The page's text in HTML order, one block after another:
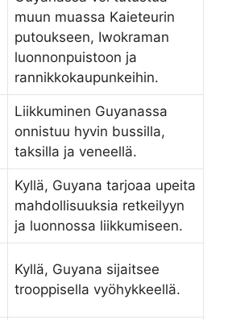
muun muassa Kaieteurin
putoukseen, Iwokraman
luonnonpuistoon ja
rannikkokaupunkeihin.
Liikkuminen Guyanassa
onnistuu hyvin bussilla,
taksilla ja veneellä.
Kyllä, Guyana tarjoaa upeita
mahdollisuuksia retkeilyyn
ja luonnossa liikkumiseen.
Kyllä, Guyana sijaitsee
trooppisella vyöhykkeellä.